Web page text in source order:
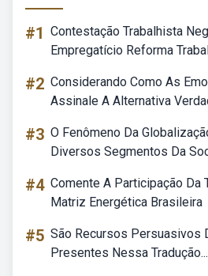
#1 Contestação Trabalhista
Empregatício Reforma
#2 Considerando Como As
Assinale A Alternativa
#3 O Fenômeno Da
Diversos Segmentos Da
#4 Comente A Participação Da
Matriz Energética Brasileira
#5 São Recursos Persuasivos
Presentes Nessa Tradução...